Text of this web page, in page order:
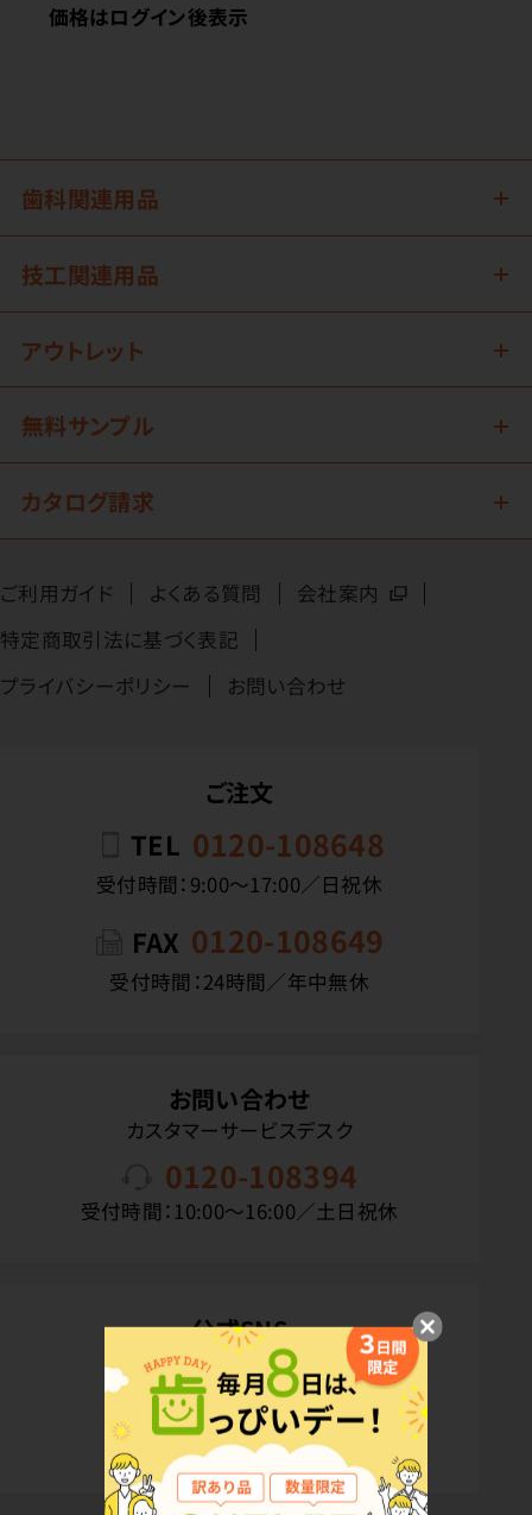
価格はログイン後表示
歯科関連用品
技工関連用品
アウトレット
無料サンプル
カタログ請求
ご利用ガイド よくある質問
会社案内
特定商取引法に基づく表記
プライバシーポリシー
お問い合わせ
ご注文
TEL 0120-108648
受付時間：9:00〜17:00／日祝休
FAX 0120-108649
受付時間：24時間／年中無休
お問い合わせ
カスタマーサービスデスク
0120-108394
受付時間：10:00〜16:00／土日祝休
公式SNS